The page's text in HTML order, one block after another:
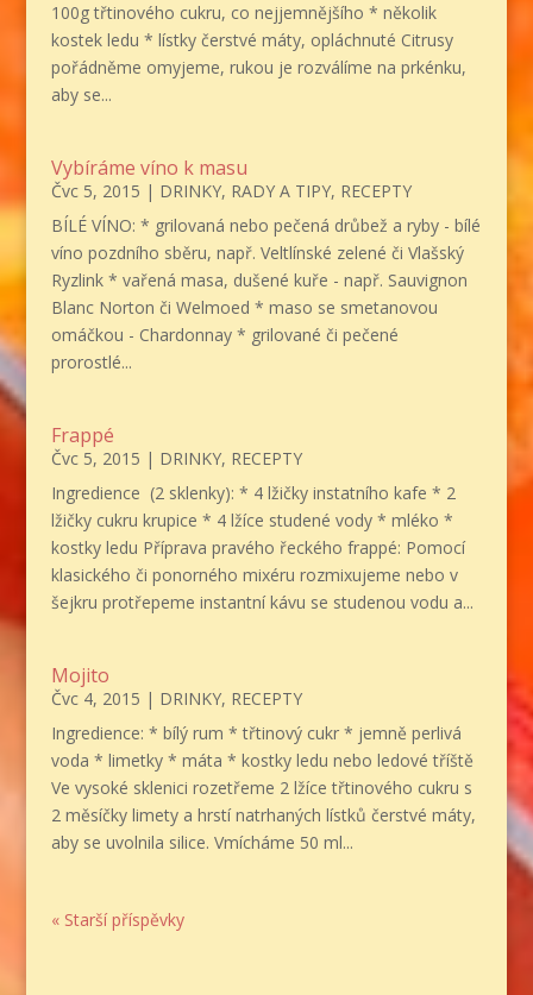
100g třtinového cukru, co nejjemnějšího * několik
kostek ledu * lístky čerstvé máty, opláchnuté Citrusy
pořádněme omyjeme, rukou je rozválíme na prkénku,
aby se...
Vybíráme víno k masu
Čvc 5, 2015 | DRINKY, RADY A TIPY, RECEPTY
BÍLÉ VÍNO: * grilovaná nebo pečená drůbež a ryby - bílé
víno pozdního sběru, např. Veltlínské zelené či Vlašský
Ryzlink * vařená masa, dušené kuře - např. Sauvignon
Blanc Norton či Welmoed * maso se smetanovou
omáčkou - Chardonnay * grilované či pečené
prorostlé...
Frappé
Čvc 5, 2015 | DRINKY, RECEPTY
Ingredience (2 sklenky): * 4 lžičky instatního kafe * 2
lžičky cukru krupice * 4 lžíce studené vody * mléko *
kostky ledu Příprava pravého řeckého frappé: Pomocí
klasického či ponorného mixéru rozmixujeme nebo v
šejkru protřepeme instantní kávu se studenou vodu a...
Mojito
Čvc 4, 2015 | DRINKY, RECEPTY
Ingredience: * bílý rum * třtinový cukr * jemně perlivá
voda * limetky * máta * kostky ledu nebo ledové tříště
Ve vysoké sklenici rozetřeme 2 lžíce třtinového cukru s
2 měsíčky limety a hrstí natrhaných lístků čerstvé máty,
aby se uvolnila silice. Vmícháme 50 ml...
« Starší příspěvky